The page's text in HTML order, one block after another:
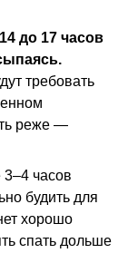
до 17 часов
требовать
реже —
часов
будить для
хорошо
спать дольше